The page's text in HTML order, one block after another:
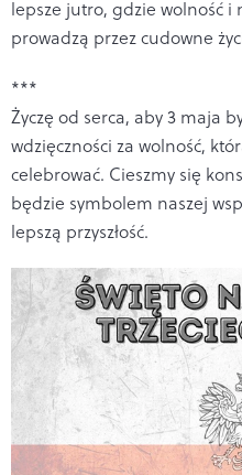
lepsze jutro, gdzie wolność i
prowadzą przez cudowne
***
Życzę od serca, aby 3 maja
wdzięczności za wolność,
celebrować. Cieszmy się
będzie symbolem naszej
lepszą przyszłość.